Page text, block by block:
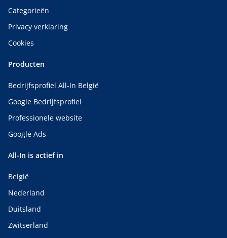
Categorieën
Privacy verklaring
Cookies
Producten
Bedrijfsprofiel All-In België
Google Bedrijfsprofiel
Professionele website
Google Ads
All-In is actief in
België
Nederland
Duitsland
Zwitserland